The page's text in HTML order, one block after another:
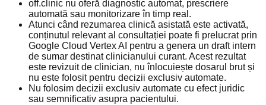
off.clinic nu oferă diagnostic automat, prescriere
automată sau monitorizare în timp real.
Atunci când rezumarea clinică asistată este activată,
conținutul relevant al consultației poate fi prelucrat prin
Google Cloud Vertex AI pentru a genera un draft intern
de sumar destinat clinicianului curant. Acest rezultat
este revizuit de clinician, nu înlocuiește dosarul brut și
nu este folosit pentru decizii exclusiv automate.
Nu folosim decizii exclusiv automate cu efect juridic
sau semnificativ asupra pacientului.